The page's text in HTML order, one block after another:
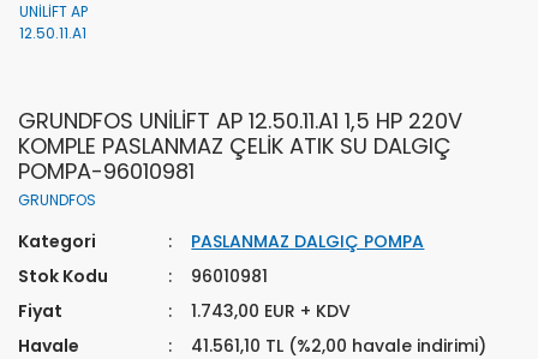
GRUNDFOS UNİLİFT AP 12.50.11.A1 1,5 HP 220V
KOMPLE PASLANMAZ ÇELİK ATIK SU DALGIÇ
POMPA-96010981
GRUNDFOS
Kategori
PASLANMAZ DALGIÇ POMPA
Stok Kodu
96010981
Fiyat
1.743,00 EUR + KDV
Havale
41.561,10 TL (%2,00 havale indirimi)